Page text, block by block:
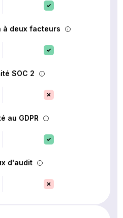
à deux facteurs
SOC 2
au GDPR
d'audit